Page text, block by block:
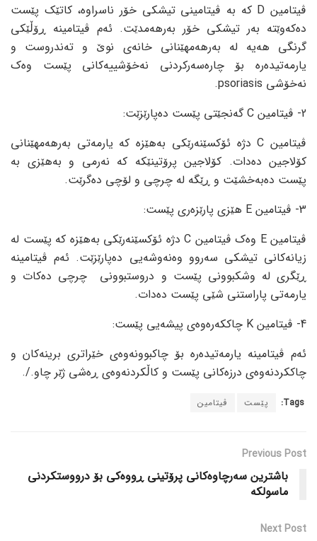
ڤیتامین D کە بە ڤیتامینی تیشکی خۆر ناسراوە، کاتێک پێست
دەکەوێتە بەر تیشکی خۆر بەرهەمدێت. ئەم ڤیتامینە ڕۆڵێکی
گرنگی هەیە لە بەرهەمهێنانی خانەی نوێ و تەندروست و
یارمەتیدەرە بۆ چارەسەرکردنی نەخۆشییەکانی پێست وەک
نەخۆشی psoriasis.
2- ڤیتامین C گەنجێتی پێست دەپارێزێت:
ڤیتامین C دژە ئۆکسێنەرێکی بەهێزە کە یارمەتی بەرهەمهێنانی
کۆلاجین دەدات. کۆلاجین پرۆتینێکە کە نەرمی و بەهێزی به
پێست دەبەخشێت و ڕێگە لە چرچی و لۆچی دەگرێت.
3- ڤیتامین E هێزی پارێزەری پێست:
ڤیتامین E وەک ڤیتامین C دژە ئۆکسێنەرێکی بەهێزە کە پێست لە
زیانەکانی تیشکی سەروو وەنەوشەیی دەپارێزێت. ئەم ڤیتامینە
ڕێگری لە وشکبوونی پێست و دروستبوونی چرچی دەکات و
یارمەتی پاراستنی شێی پێست دەدات.
4- ڤیتامین K چاککەرەوەی پیشەیی پێست:
ئەم ڤیتامینە یارمەتیدەرە بۆ چاکبوونەوەی خێراتری برینەکان و
چاککردنەوەی درزەکانی پێست و کاڵکردنەوەی ڕەشی ژێر چاو./.
Tags: پێست ڤیتامین
Previous Post
باشترین سەرچاوەکانی پرۆتینی ڕووەکی بۆ درووستکردنی
ماسولکە
Next Post